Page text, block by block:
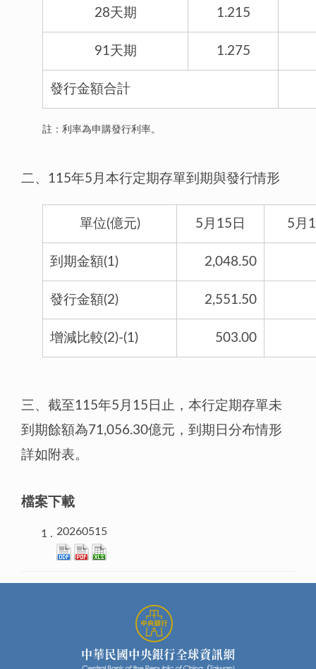
28天期 1.215
91天期 1.275
發行金額合計
註：利率為申購發行利率。
二、115年5月本行定期存單到期與發行情形
單位(億元) 5月15日 5月
到期金額(1) 2,048.50
發行金額(2) 2,551.50
增減比較(2)-(1) 503.00
三、截至115年5月15日止，本行定期存單未
到期餘額為71,056.30億元，到期日分布情形
詳如附表。
檔案下載
20260515